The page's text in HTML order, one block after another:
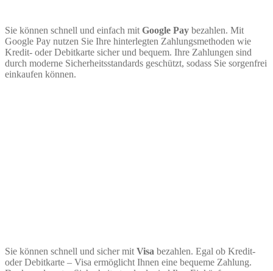
Sie können schnell und einfach mit Google Pay bezahlen. Mit
Google Pay nutzen Sie Ihre hinterlegten Zahlungsmethoden wie
Kredit- oder Debitkarte sicher und bequem. Ihre Zahlungen sind
durch moderne Sicherheitsstandards geschützt, sodass Sie sorgenfrei
einkaufen können.
Sie können schnell und sicher mit Visa bezahlen. Egal ob Kredit-
oder Debitkarte – Visa ermöglicht Ihnen eine bequeme Zahlung.